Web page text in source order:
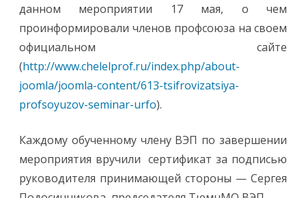
данном мероприятии 17 мая, о чем
проинформировали членов профсоюза на своем
официальном сайте
(http://www.chelelprof.ru/index.php/about-
joomla/joomla-content/613-tsifrovizatsiya-
profsoyuzov-seminar-urfo).
Каждому обученному члену ВЭП по завершении
мероприятия вручили сертификат за подписью
руководителя принимающей стороны — Сергея